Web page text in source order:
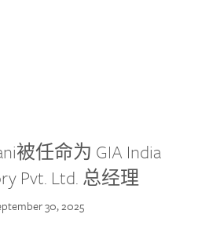
被任命为 GIA India
Pvt. Ltd. 总经理
30, 2025